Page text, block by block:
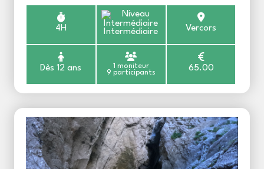
4H Intermédiaire Vercors
Dès 12 ans
1 moniteur
9 participants
65.00